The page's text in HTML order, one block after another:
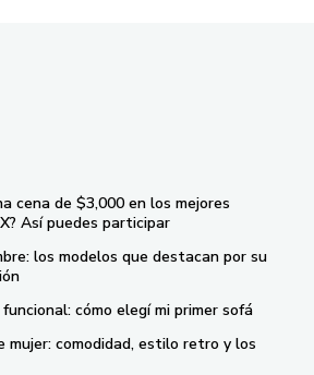
cena de $3,000 en los mejores
Así puedes participar
los modelos que destacan por su
cómo elegí mi primer sofá
mujer: comodidad, estilo retro y los